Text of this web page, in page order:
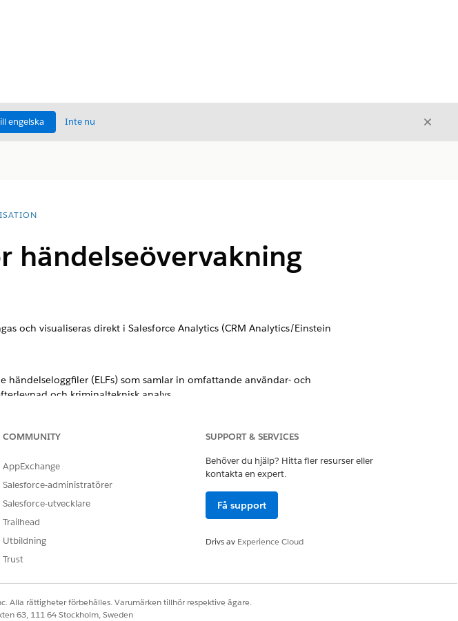
engelska Inte nu Stäng
händelseövervakning
och visualiseras direkt i Salesforce Analytics (CRM Analytics/Einstein
(ELFs) som samlar in omfattande användar- och
och kriminalteknisk analys.
och egna loggningshändelser från Lightning Web Components
i realtid
mot egen Apex, blockerar eller varnar för riskfyllda transaktioner
COMMUNITY
AppExchange
Salesforce-administratörer
Salesforce-utvecklare
Trailhead
Utbildning
Trust
SUPPORT & SERVICES
Behöver du hjälp? Hitta fler resurser eller
kontakta en expert.
Få support
Drivs av Experience Cloud
Alla rättigheter förbehålles. Varumärken tillhör respektive ägare.
63, 111 64 Stockholm, Sweden